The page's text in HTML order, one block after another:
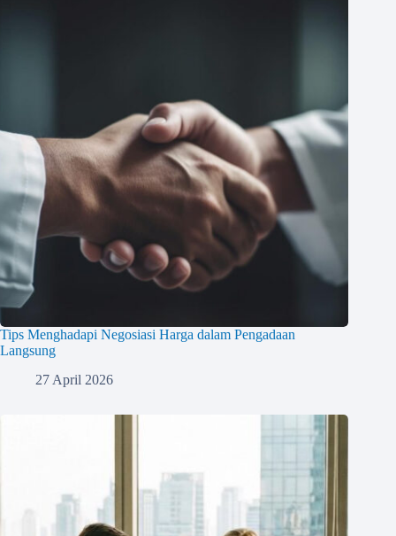
Tips Menghadapi Negosiasi Harga dalam Pengadaan
Langsung
27 April 2026